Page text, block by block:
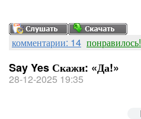
комментарии: 14 понравилось!
Say Yes Скажи: «Да!»
28-12-2025 19:35